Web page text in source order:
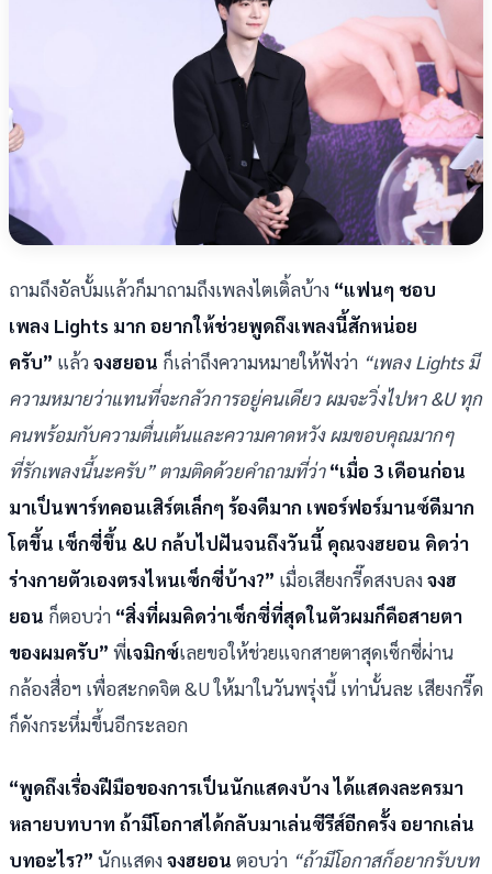
ถามถึงอัลบั้มแล้วก็มาถามถึงเพลงไตเติ้ลบ้าง “แฟนๆ ชอบ
เพลง Lights มาก อยากให้ช่วยพูดถึงเพลงนี้สักหน่อย
ครับ” แล้ว จงฮยอน ก็เล่าถึงความหมายให้ฟังว่า “เพลง Lights มี
ความหมายว่าแทนที่จะกลัวการอยู่คนเดียว ผมจะวิ่งไปหา &U ทุก
คนพร้อมกับความตื่นเต้นและความคาดหวัง ผมขอบคุณมากๆ
ที่รักเพลงนี้นะครับ” ตามติดด้วยคำถามที่ว่า“เมื่อ 3 เดือนก่อน
มาเป็นพาร์ทคอนเสิร์ตเล็กๆ ร้องดีมาก เพอร์ฟอร์มานซ์ดีมาก
โตขึ้น เซ็กซี่ขึ้น &U กล้บไปฝันจนถึงวันนี้ คุณจงฮยอน คิดว่า
ร่างกายตัวเองตรงไหนเซ็กซี่บ้าง?” เมื่อเสียงกรี๊ดสงบลง จงฮ
ยอน ก็ตอบว่า “สิ่งที่ผมคิดว่าเซ็กซี่ที่สุดในตัวผมก็คือสายตา
ของผมครับ” พี่เจมิกซ์เลยขอให้ช่วยแจกสายตาสุดเซ็กซี่ผ่าน
กล้องสื่อฯ เพื่อสะกดจิต &U ให้มาในวันพรุ่งนี้ เท่านั้นละ เสียงกรี๊ด
ก็ดังกระหึ่มขึ้นอีกระลอก
“พูดถึงเรื่องฝีมือของการเป็นนักแสดงบ้าง ได้แสดงละครมา
หลายบทบาท ถ้ามีโอกาสได้กลับมาเล่นซีรีส์อีกครั้ง อยากเล่น
บทอะไร?” นักแสดง จงฮยอน ตอบว่า “ถ้ามีโอกาสก็อยากรับบท